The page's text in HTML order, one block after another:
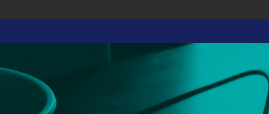
Bem vindo ao